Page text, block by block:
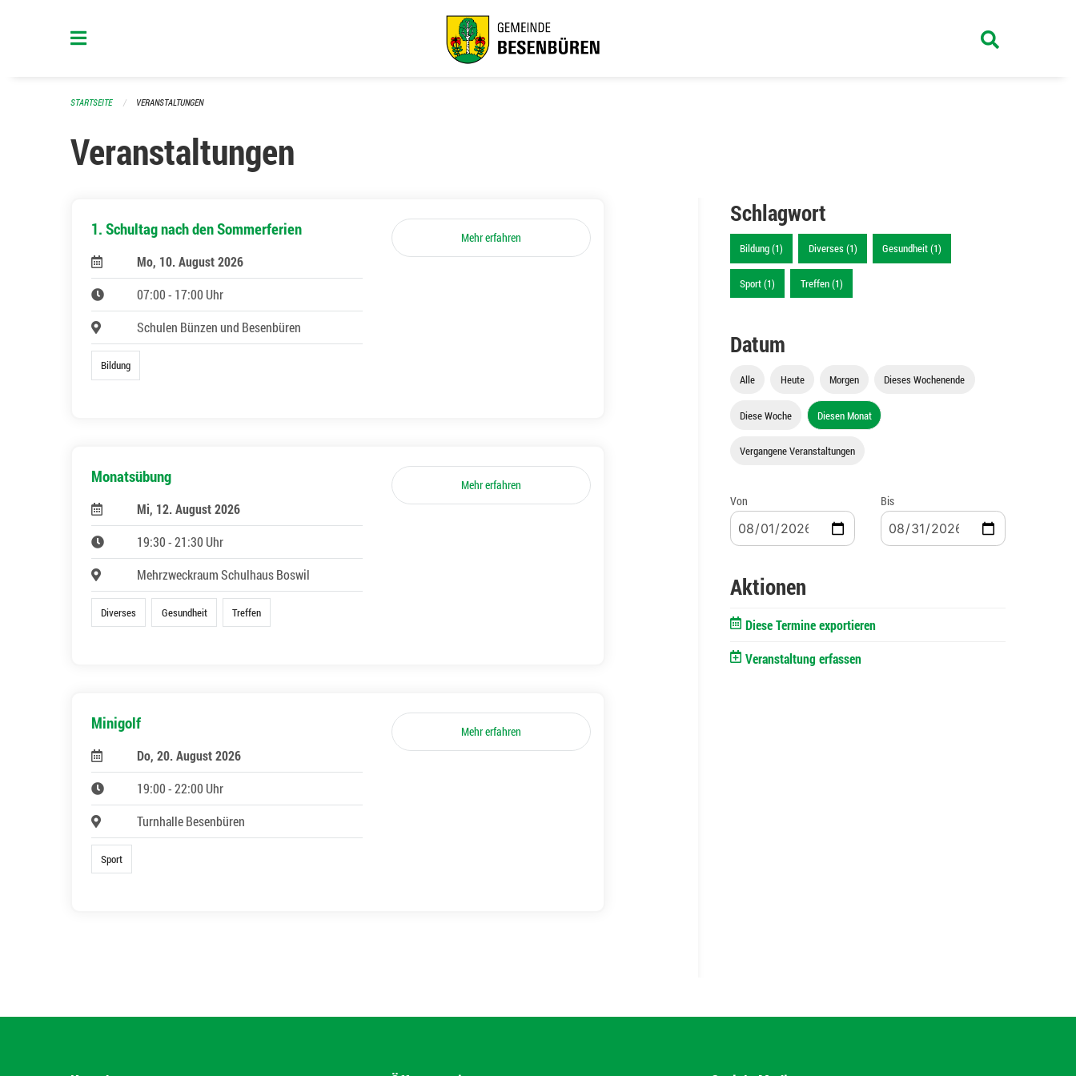
STARTSEITE VERANSTALTUNGEN
Veranstaltungen
1. Schultag nach den Sommerferien
Mo, 10. August 2026
07:00 - 17:00 Uhr
Schulen Bünzen und Besenbüren
Bildung
Mehr erfahren
Monatsübung
Mi, 12. August 2026
19:30 - 21:30 Uhr
Mehrzweckraum Schulhaus Boswil
Diverses Gesundheit Treffen
Mehr erfahren
Minigolf
Do, 20. August 2026
19:00 - 22:00 Uhr
Turnhalle Besenbüren
Sport
Mehr erfahren
Schlagwort
Bildung (1) Diverses (1) Gesundheit (1)
Sport (1) Treffen (1)
Datum
Alle Heute Morgen Dieses Wochenende
Diese Woche Diesen Monat
Vergangene Veranstaltungen
Von Bis
Aktionen
Diese Termine exportieren
Veranstaltung erfassen